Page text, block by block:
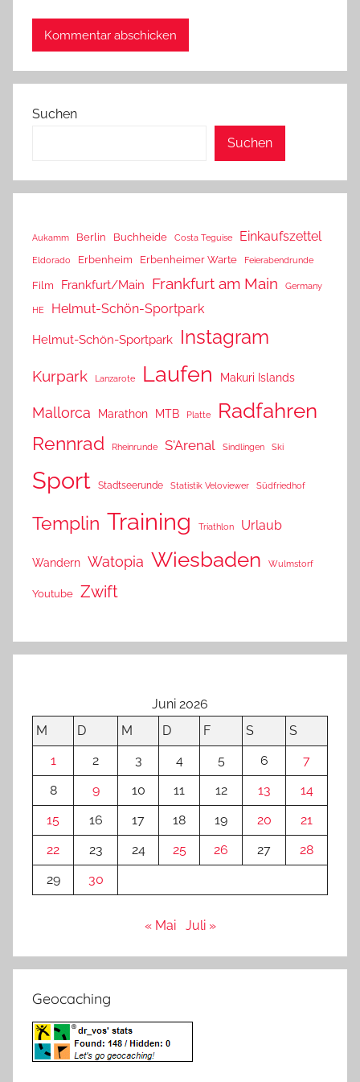
Suchen
Suchen
Aukamm Berlin Buchheide Costa Teguise Einkaufszettel
Eldorado Erbenheim Erbenheimer Warte Feierabendrunde
Film Frankfurt/Main Frankfurt am Main Germany
HE Helmut-Schön-Sportpark
Helmut-Schön-Sportpark Instagram
Kurpark Lanzarote Laufen Makuri Islands
Mallorca Marathon MTB Platte Radfahren
Rennrad Rheinrunde S'Arenal Sindlingen Ski
Sport Stadtseerunde Statistik Veloviewer Südfriedhof
Templin Training Triathlon Urlaub
Wandern Watopia Wiesbaden Wulmstorf
Youtube Zwift
Juni 2026
M
D M D F S
S
1
2 3 4 5 6
7
8
9 10 11 12 13
14
15
16 17 18 19 20
21
22
23 24 25 26 27
28
29
30
« Mai Juli »
Geocaching